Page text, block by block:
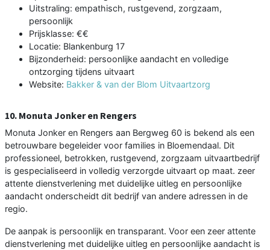
Uitstraling: empathisch, rustgevend, zorgzaam,
persoonlijk
Prijsklasse: €€
Locatie: Blankenburg 17
Bijzonderheid: persoonlijke aandacht en volledige
ontzorging tijdens uitvaart
Website: Bakker & van der Blom Uitvaartzorg
10. Monuta Jonker en Rengers
Monuta Jonker en Rengers aan Bergweg 60 is bekend als een
betrouwbare begeleider voor families in Bloemendaal. Dit
professioneel, betrokken, rustgevend, zorgzaam uitvaartbedrijf
is gespecialiseerd in volledig verzorgde uitvaart op maat. zeer
attente dienstverlening met duidelijke uitleg en persoonlijke
aandacht onderscheidt dit bedrijf van andere adressen in de
regio.
De aanpak is persoonlijk en transparant. Voor een zeer attente
dienstverlening met duidelijke uitleg en persoonlijke aandacht is